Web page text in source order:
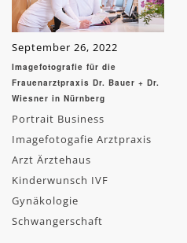
September 26, 2022
Imagefotografie für die
Frauenarztpraxis Dr. Bauer + Dr.
Wiesner in Nürnberg
Portrait Business
Imagefotogafie Arztpraxis
Arzt Ärztehaus
Kinderwunsch IVF
Gynäkologie
Schwangerschaft